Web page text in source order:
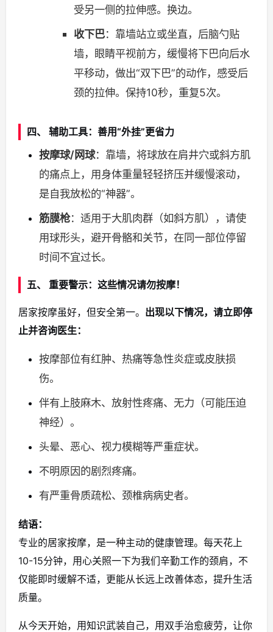
受另一侧的拉伸感。换边。
收下巴：靠墙站立或坐直，后脑勺贴
墙，眼睛平视前方，缓慢将下巴向后水
平移动，做出“双下巴”的动作，感受后
颈的拉伸。保持10秒，重复5次。
四、 辅助工具：善用“外挂”更省力
按摩球/网球：靠墙，将球放在肩井穴或斜方肌
的痛点上，用身体重量轻轻挤压并缓慢滚动，
是自我放松的“神器”。
筋膜枪：适用于大肌肉群（如斜方肌），请使
用球形头，避开骨骼和关节，在同一部位停留
时间不宜过长。
五、 重要警示：这些情况请勿按摩！
居家按摩虽好，但安全第一。 出现以下情况，请立即停
止并咨询医生：
按摩部位有红肿、热痛等急性炎症或皮肤损
伤。
伴有上肢麻木、放射性疼痛、无力（可能压迫
神经）。
头晕、恶心、视力模糊等严重症状。
不明原因的剧烈疼痛。
有严重骨质疏松、颈椎病病史者。
结语：
专业的居家按摩，是一种主动的健康管理。每天花上
10-15分钟，用心关照一下为我们辛勤工作的颈肩，不
仅能即时缓解不适，更能从长远上改善体态，提升生活
质量。
从今天开始，用知识武装自己，用双手治愈疲劳，让你